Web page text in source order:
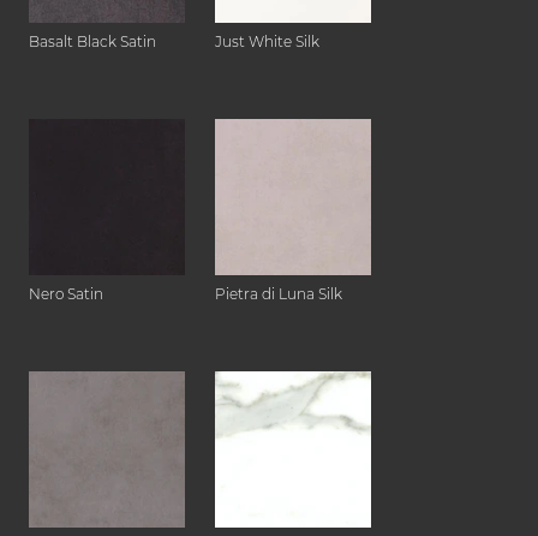
Basalt Black Satin Just White Silk
Nero Satin Pietra di Luna Silk